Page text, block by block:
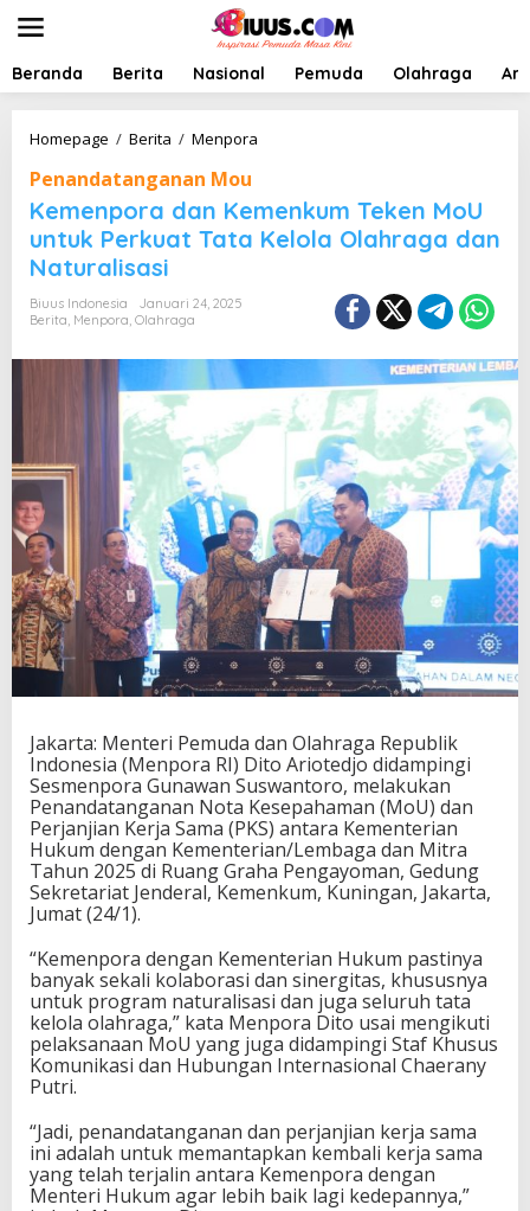
t
Beranda Berita Nasional Pemuda Olahraga
Homepage / Berita / Menpora
e
n
p
K
e
u
m
T
e
k
e
n
M
o
u
n
t
u
k
P
e
r
k
t
T
a
t
a
K
o
l
a
O
Penandatanganan Mou
Kemenpora dan Kemenkum Teken MoU
untuk Perkuat Tata Kelola Olahraga dan
Naturalisasi
Biuus Indonesia
Januari 24, 2025
Berita, Menpora, Olahraga
Jakarta: Menteri Pemuda dan Olahraga Republik
Indonesia (Menpora RI) Dito Ariotedjo didampingi
Sesmenpora Gunawan Suswantoro, melakukan
Penandatanganan Nota Kesepahaman (MoU) dan
Perjanjian Kerja Sama (PKS) antara Kementerian
Hukum dengan Kementerian/Lembaga dan Mitra
Tahun 2025 di Ruang Graha Pengayoman, Gedung
Sekretariat Jenderal, Kemenkum, Kuningan, Jakarta,
Jumat (24/1).
“Kemenpora dengan Kementerian Hukum pastinya
banyak sekali kolaborasi dan sinergitas, khususnya
untuk program naturalisasi dan juga seluruh tata
kelola olahraga,” kata Menpora Dito usai mengikuti
pelaksanaan MoU yang juga didampingi Staf Khusus
Komunikasi dan Hubungan Internasional Chaerany
Putri.
“Jadi, penandatanganan dan perjanjian kerja sama
ini adalah untuk memantapkan kembali kerja sama
yang telah terjalin antara Kemenpora dengan
Menteri Hukum agar lebih baik lagi kedepannya,”